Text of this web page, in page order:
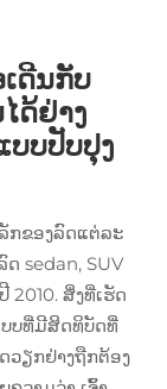
ດີນກັບ
ດ້ຢ່າງ
ບບປັບປຸງ
ກຂອງລົດແຕ່ລະ
sedan, SUV
ສິ່ງທີ່ເຮັດ
ບທີ່ມີສິດທິບັດທີ່
ວຽກຢ່າງຖືກຕ້ອງ